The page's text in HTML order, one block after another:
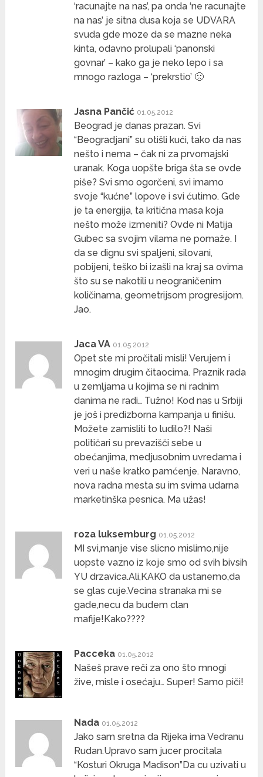
‘racunajte na nas’, pa onda ‘ne racunajte
na nas’ je sitna dusa koja se UDVARA
svuda gde moze da se mazne neka
kinta, odavno prolupali ‘panonski
govnar’ – kako ga je neko lepo i sa
mnogo razloga – ‘prekrstio’ 🙁
Jasna Pančić 01.05.2012
Beograd je danas prazan. Svi
“Beogradjani” su otišli kući, tako da nas
nešto i nema – čak ni za prvomajski
uranak. Koga uopšte briga šta se ovde
piše? Svi smo ogorčeni, svi imamo
svoje “kućne” lopove i svi ćutimo. Gde
je ta energija, ta kritična masa koja
nešto može izmeniti? Ovde ni Matija
Gubec sa svojim vilama ne pomaže. I
da se dignu svi spaljeni, silovani,
pobijeni, teško bi izašli na kraj sa ovima
što su se nakotili u neograničenim
količinama, geometrijsom progresijom.
Jao.
Jaca VA 01.05.2012
Opet ste mi pročitali misli! Verujem i
mnogim drugim čitaocima. Praznik rada
u zemljama u kojima se ni radnim
danima ne radi… Tužno! Kod nas u Srbiji
je još i predizborna kampanja u finišu.
Možete zamisliti to ludilo?! Naši
političari su prevazišči sebe u
obećanjima, medjusobnim uvredama i
veri u naše kratko pamćenje. Naravno,
nova radna mesta su im svima udarna
marketinška pesnica. Ma užas!
roza luksemburg 01.05.2012
MI svi,manje vise slicno mislimo,nije
uopste vazno iz koje smo od svih bivsih
YU drzavica.Ali,KAKO da ustanemo,da
se glas cuje.Vecina stranaka mi se
gade,necu da budem clan
mafije!Kako????
Pacceka 01.05.2012
Našeš prave reči za ono što mnogi
žive, misle i osećaju… Super! Samo piči!
Nada 01.05.2012
Jako sam sretna da Rijeka ima Vedranu
Rudan.Upravo sam jucer procitala
“Kosturi Okruga Madison”Da cu uzivati u